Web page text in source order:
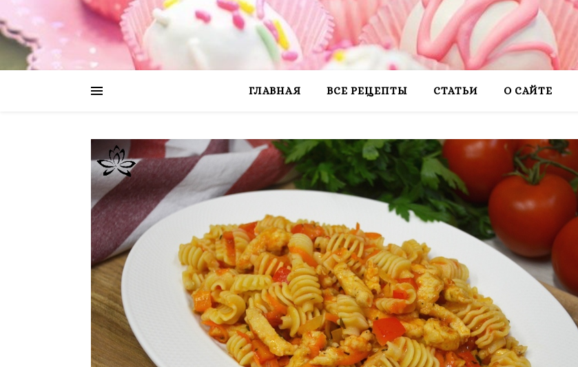
ГЛАВНАЯ ВСЕ РЕЦЕПТЫ СТАТЬИ О САЙТЕ